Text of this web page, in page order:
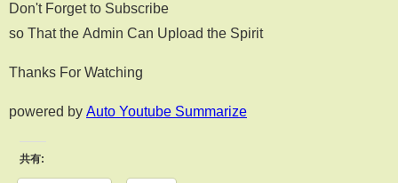
Don't Forget to Subscribe
so That the Admin Can Upload the Spirit
Thanks For Watching
powered by Auto Youtube Summarize
共有: